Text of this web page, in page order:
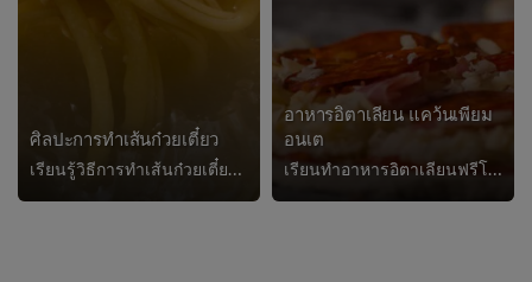
ศิลปะการทำเส้นก๋วยเตี๋ยว
เรียนรู้วิธีการทำเส้นก๋วยเตี๋ยวกับหลักสูตรจากหัวหน้าเชฟพาเวล คานจาแห่งภัตตาคารอาหารญี่ปุ่นฟิวชั่น แฟลตทรี ในกรุงลอนดอน
อาหารอิตาเลียน แคว้นเพียม
อนเต
เรียนทำอาหารอิตาเลียนฟรีโดยหัวหน้าเชฟจากภัตตาคาร ออสเทเรีย แอนติกา โบโลญญา ทำความรู้จักและเรียนรู้ทุกสูตรลับของอาหารอิตาเลียนดั...